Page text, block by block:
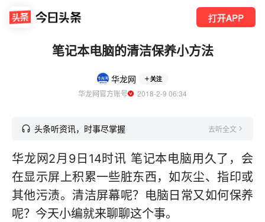
打开APP
笔记本电脑的清洁保养小方法
华龙网 关注
华龙网官方账号
  2018-2-9 06:34
头条听资讯，时事尽掌握 去听全文
华龙网2月9日14时讯 笔记本电脑用久了，会
在显示屏上积累一些脏东西，如灰尘、指印或
其他污渍。清洁屏幕呢？电脑日常又如何保养
呢？今天小编就来聊聊这个事。